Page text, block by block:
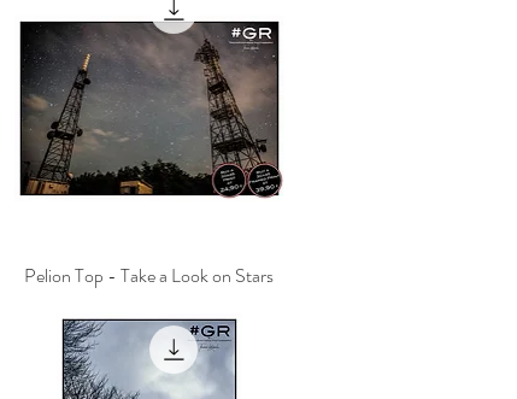
Γρήγορη προβολή
Pelion Top - Take a Look on Stars